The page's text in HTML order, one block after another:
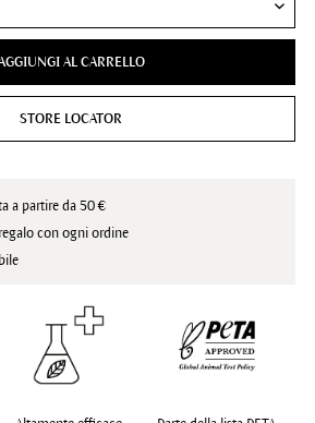
AL CARRELLO
STORE LOCATOR
a partire da 50 €
con ogni ordine